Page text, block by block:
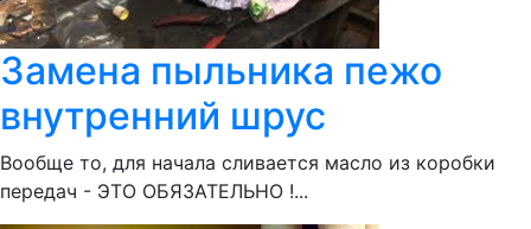
Замена пыльника пежо
внутренний шрус
Вообще то, для начала сливается масло из коробки
передач - ЭТО ОБЯЗАТЕЛЬНО !...